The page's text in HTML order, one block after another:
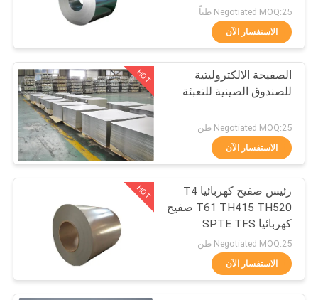
أخبار
حالات
اطلب
اقتباس
خريطة
الموقع
سياسة
الخصوصية
لفائف صفيح
86
صفيح SPTE
24
Negotiated MOQ:25 طناً
الاستفسار الآن
HOT
الصفيحة الالكتروليتية
للصندوق الصينية للتعبئة
Negotiated MOQ:25 طن
الاستفسار الآن
HOT
رئيس صفيح كهربائيا T4
T61 TH415 TH520 صفيح
كهربائيا SPTE TFS
Negotiated MOQ:25 طن
الاستفسار الآن